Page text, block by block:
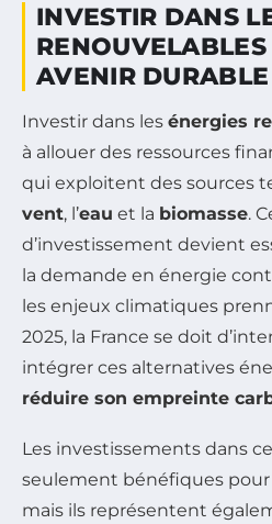
INVESTIR DANS
AVENIR DURABLE
Investir dans les énergies
à allouer des ressources
qui exploitent des sources
vent, l’eau et la biomasse.
d’investissement devient
la demande en énergie
les enjeux climatiques
2025, la France se doit
intégrer ces alternatives
réduire son empreinte
Les investissements dans
seulement bénéfiques pour
mais ils représentent